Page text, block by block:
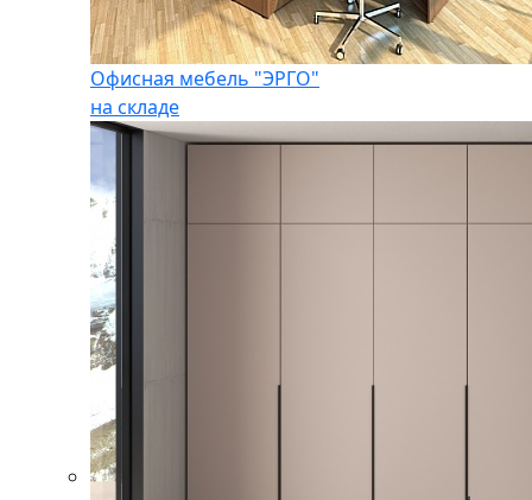
Офисная мебель "ЭРГО"
на складе